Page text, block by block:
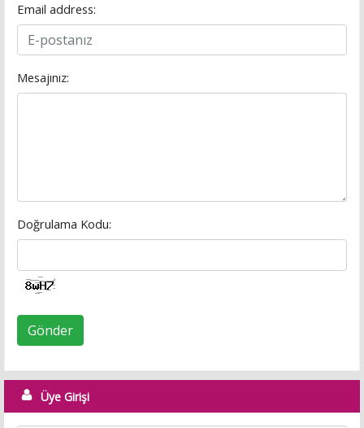
Email address:
Mesajınız:
Doğrulama Kodu:
Gönder
Üye Girişi